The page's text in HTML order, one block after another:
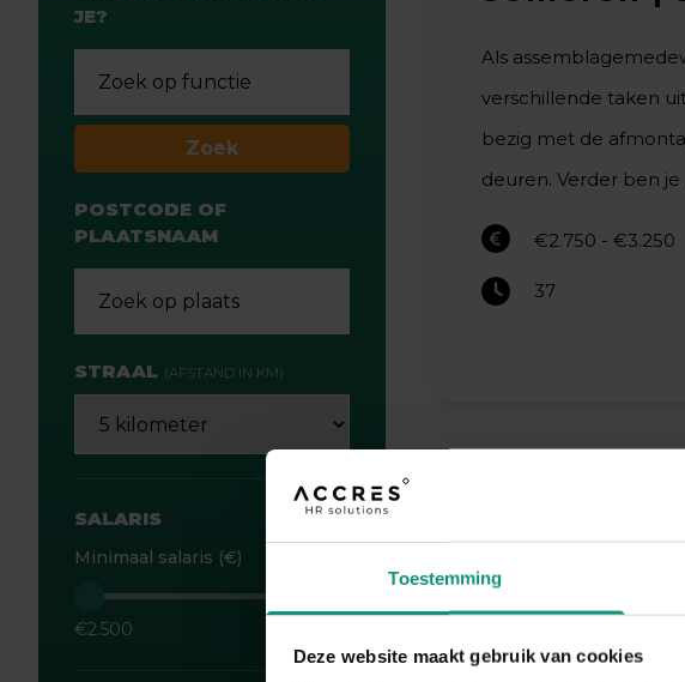
Toestemming
Deze website maakt gebruik van cookies
JE?
Zoek
POSTCODE OF
PLAATSNAAM
STRAAL (AFSTAND IN KM)
SALARIS
Minimaal salaris (€)
€2.500
Als
verschillende taken
bezig met de
deuren. Verder ben je
€2.750 - €3.250
37
€4.000 |
vrije dagen
Je werkt aan zowel